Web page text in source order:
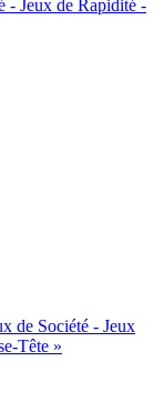
- Jeux de Rapidité -
de Société - Jeux
Tête »